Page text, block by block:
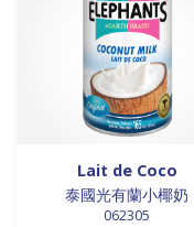
Lait de Coco
泰國光有蘭小椰奶
062305